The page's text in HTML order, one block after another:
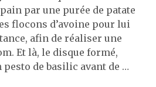
par une purée de patate
flocons d’avoine pour lui
afin de réaliser une
Et là, le disque formé,
pesto de basilic avant de …